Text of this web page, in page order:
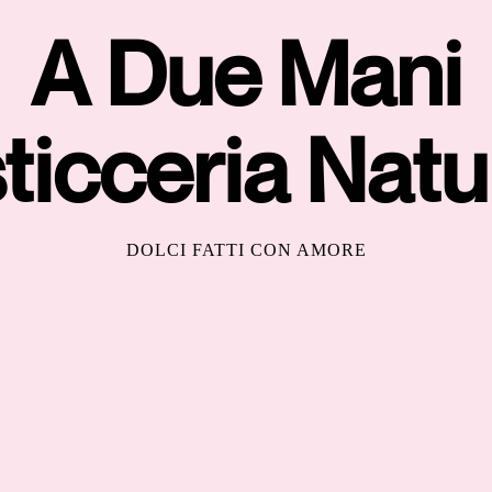
A Due Mani
DOLCI FATTI CON AMORE